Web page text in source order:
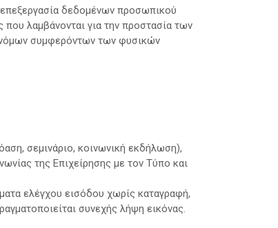
δεδομένων προσωπικού
που λαμβάνονται για την προστασία των
συμφερόντων των φυσικών
σεμινάριο, κοινωνική εκδήλωση),
της Επιχείρησης με τον Τύπο και
ελέγχου εισόδου χωρίς καταγραφή,
συνεχής λήψη εικόνας.